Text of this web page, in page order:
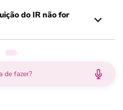
do IR não for